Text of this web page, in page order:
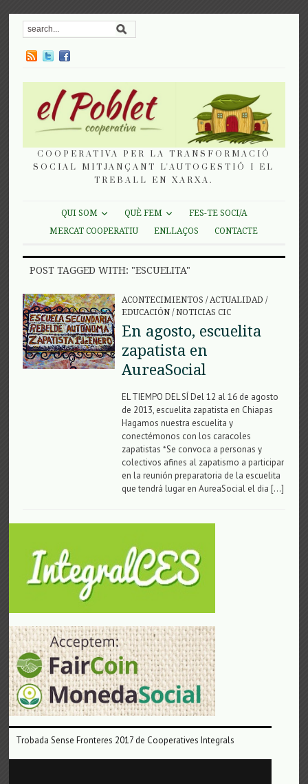
COOPERATIVA PER LA TRANSFORMACIÓ
SOCIAL MITJANÇANT L'AUTOGESTIÓ I EL
TREBALL EN XARXA.
QUI SOM QUÈ FEM
FES-TE SOCI/A
MERCAT COOPERATIU
ENLLAÇOS CONTACTE
POST TAGGED WITH: "ESCUELITA"
ACONTECIMIENTOS /ACTUALIDAD /
EDUCACIÓN/NOTICIAS CIC
En agosto, escuelita
zapatista en
AureaSocial
EL TIEMPO DEL SÍ Del 12 al 16 de agosto
de 2013, escuelita zapatista en Chiapas
Hagamos nuestra escuelita y
conectémonos con los caracoles
zapatistas *Se convoca a personas y
colectivos afines al zapatismo a participar
en la reunión preparatoria de la escuelita
que tendrá lugar en AureaSocial el dia […]
Trobada Sense Fronteres 2017 de Cooperatives Integrals